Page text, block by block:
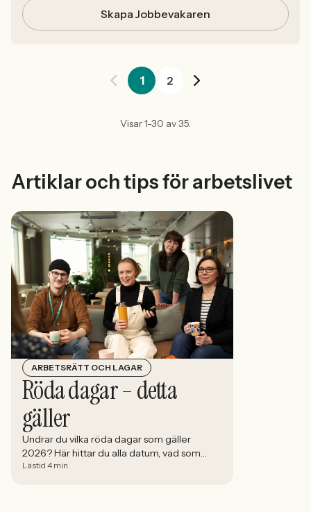
Skapa Jobbevakaren
1 2
Visar 1-30 av 35.
Artiklar och tips för arbetslivet
ARBETSRÄTT OCH LAGAR
Röda dagar – detta
gäller
Undrar du vilka röda dagar som gäller
2026? Här hittar du alla datum, vad som
gäller för OB-tillägg och hur du maxar
Lästid 4 min